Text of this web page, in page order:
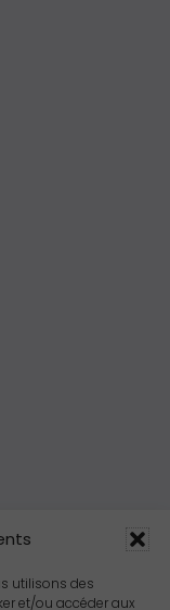
utilisons des
et/ou accéder aux